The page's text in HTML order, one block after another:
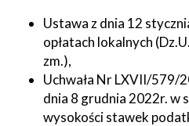
Ustawa z dnia 12
opłatach lokalnych
zm.),
Uchwała Nr LXVII/579/
dnia 8 grudnia 2022r. w
wysokości stawek